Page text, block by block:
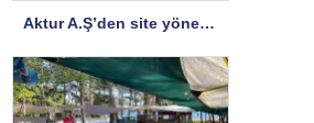
Aktur A.Ş’den site yönetimine açıklama